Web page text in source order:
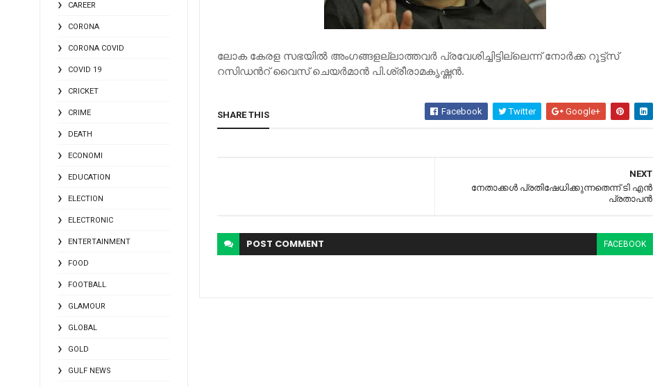
CAREER
CORONA
CORONA COVID
COVID 19
CRICKET
CRIME
DEATH
ECONOMI
EDUCATION
ELECTION
ELECTRONIC
ENTERTAINMENT
FOOD
FOOTBALL
GLAMOUR
GLOBAL
GOLD
GULF NEWS
ലോക കേരള സഭയില്‍ അംഗങ്ങളല്ലാത്തവര്‍ പ്രവേശിച്ചിട്ടില്ലെന്ന് നോര്‍ക്ക റൂട്ട്‌സ്
റസിഡന്‍റ് വൈസ് ചെയര്‍മാന്‍ പി.ശ്രീരാമകൃഷ്ണന്‍.
SHARE THIS Facebook Twitter Google+
NEXT
നേതാക്കള്‍ പ്രതിഷേധിക്കുന്നതെന്ന് ടി എന്‍
പ്രതാപന്‍
POST COMMENT FACEBOOK